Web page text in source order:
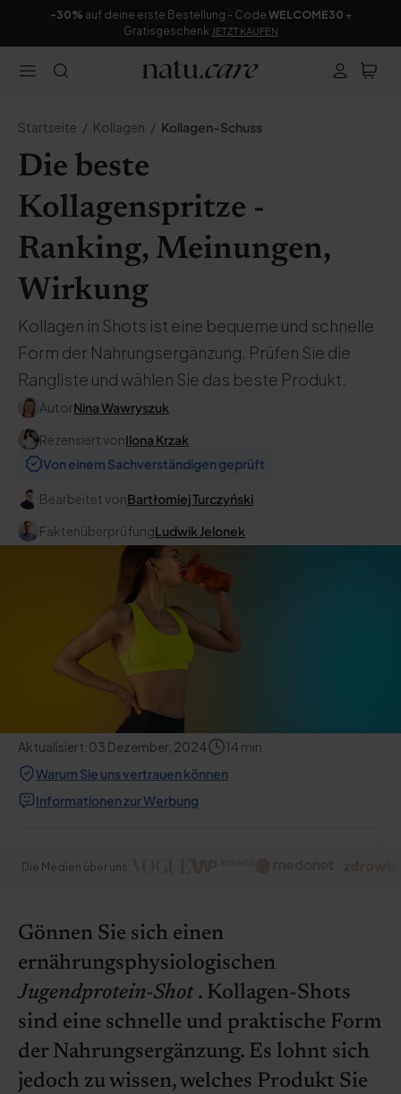
-30% auf deine erste Bestellung - Code WELCOME30 +
Gratisgeschenk JETZT KAUFEN
Startseite Kollagen Kollagen-Schuss
Die beste
Kollagenspritze -
Ranking, Meinungen,
Wirkung
Kollagen in Shots ist eine bequeme und schnelle
Form der Nahrungsergänzung. Prüfen Sie die
Rangliste und wählen Sie das beste Produkt.
AutorNina Wawryszuk
Rezensiert vonIlona Krzak
Von einem Sachverständigen geprüft
Bearbeitet vonBartłomiej Turczyński
FaktenüberprüfungLudwik Jelonek
Aktualisiert:03 Dezember, 2024 14 min
Warum Sie uns vertrauen können
Informationen zur Werbung
Die Medien über uns:
Gönnen Sie sich einen
ernährungsphysiologischen
Jugendprotein-Shot . Kollagen-Shots
sind eine schnelle und praktische Form
der Nahrungsergänzung. Es lohnt sich
jedoch zu wissen, welches Produkt Sie